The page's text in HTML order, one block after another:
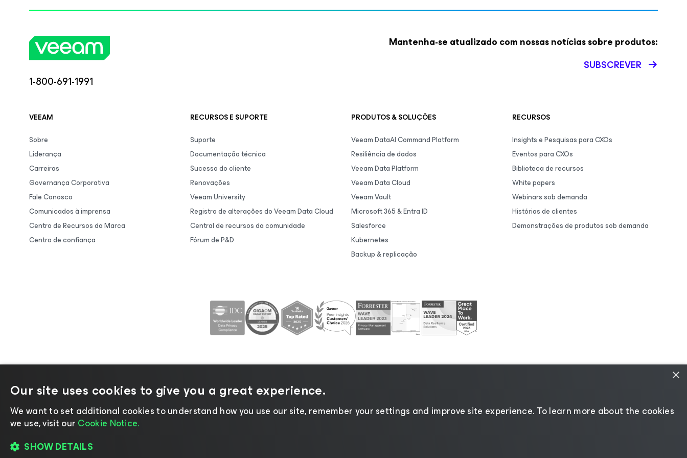
1-800-691-1991
Mantenha-se atualizado com nossas notícias sobre produtos:
SUBSCREVER
VEEAM
Sobre
Liderança
Carreiras
Governança Corporativa
Fale Conosco
Comunicados à imprensa
Centro de Recursos da Marca
Centro de confiança
RECURSOS E SUPORTE
Suporte
Documentação técnica
Sucesso do cliente
Renovações
Veeam University
Registro de alterações do Veeam Data Cloud
Central de recursos da comunidade
Fórum de P&D
PRODUTOS & SOLUÇÕES
Veeam DataAI Command Platform
Resiliência de dados
Veeam Data Platform
Veeam Data Cloud
Veeam Vault
Microsoft 365 & Entra ID
Salesforce
Kubernetes
Backup & replicação
RECURSOS
Insights e Pesquisas para CXOs
Eventos para CXOs
Biblioteca de recursos
White papers
Webinars sob demanda
Histórias de clientes
Demonstrações de produtos sob demanda
©2026 Veeam® Software | Aviso de Privacidade|Aviso de Cookies
×
Our site uses cookies to give you a great experience.
We want to set additional cookies to understand how you use our site, remember your settings and improve site experience. ​To learn more about the cookies
we use, visit our Cookie Notice.
SHOW DETAILS